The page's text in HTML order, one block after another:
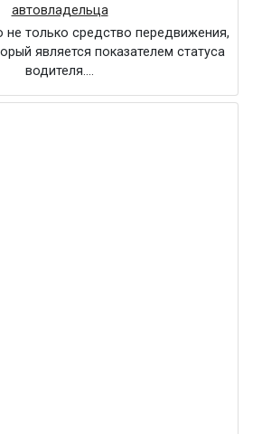
автовладельца
не только средство передвижения,
является показателем статуса
водителя….